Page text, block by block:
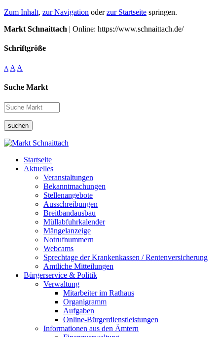
Zum Inhalt, zur Navigation oderzur Startseite springen.
Markt Schnaittach | Online: https://www.schnaittach.de/
Schriftgröße
A A A
Suche Markt
suchen
Startseite
Aktuelles
Veranstaltungen
Bekanntmachungen
Stellenangebote
Ausschreibungen
Breitbandausbau
Müllabfuhrkalender
Mängelanzeige
Notrufnummern
Webcams
Sprechtage der Krankenkassen / Rentenversicherung
Amtliche Mitteilungen
Bürgerservice & Politik
Verwaltung
Mitarbeiter im Rathaus
Organigramm
Aufgaben
Online-Bürgerdienstleistungen
Informationen aus den Ämtern